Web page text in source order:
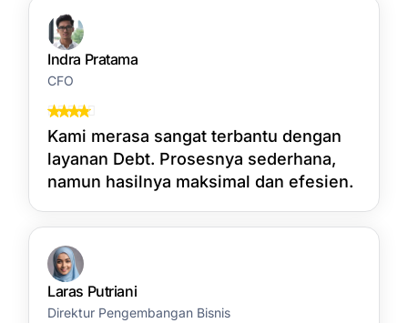
Indra Pratama
CFO
Kami merasa sangat terbantu dengan
layanan Debt. Prosesnya sederhana,
namun hasilnya maksimal dan efesien.
Laras Putriani
Direktur Pengembangan Bisnis